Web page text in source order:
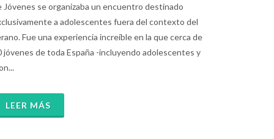
Jóvenes se organizaba un encuentro destinado
a adolescentes fuera del contexto del
Fue una experiencia increíble en la que cerca de
jóvenes de toda España -incluyendo adolescentes y
LEER MÁS